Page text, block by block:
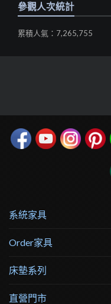
參觀人次統計
累積人氣：7,265,755
系統家具
Order家具
床墊系列
直營門市